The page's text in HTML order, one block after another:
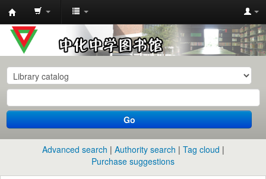
中
化
中
学
图
书
馆
Go
Advanced search Authority search
Tag cloud
Purchase suggestions